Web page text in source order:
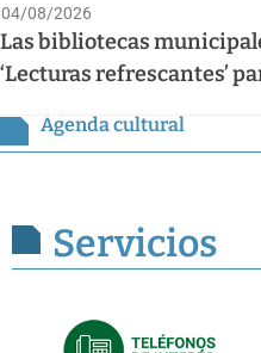
04/08/2026
Las bibliotecas
‘Lecturas refrescantes’
Agenda cultural
Servicios